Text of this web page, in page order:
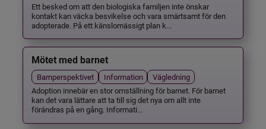
Ett besked om att den biologiska familjen inte önskar
kontakt kan väcka besvikelse och vara smärtsamt för den
adopterade. På ett känslomässigt plan k...
Mötet med barnet
Barnperspektivet Information
Vägledning
Adoption innebär en stor omställning för barnet. För barnet
kan det vara lättare att ta till sig det nya om allt inte
förändras på en gång. Informati...